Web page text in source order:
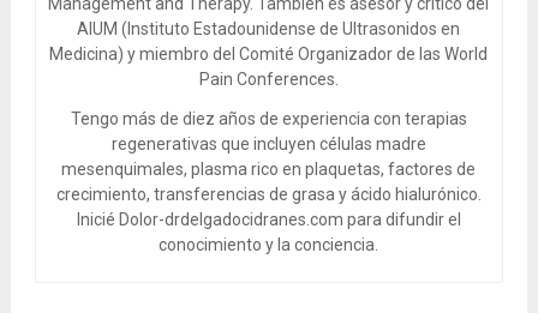
AIUM (Instituto Estadounidense de Ultrasonidos en
Medicina) y miembro del Comité Organizador de las World
Pain Conferences.
Tengo más de diez años de experiencia con terapias
regenerativas que incluyen células madre
mesenquimales, plasma rico en plaquetas, factores de
crecimiento, transferencias de grasa y ácido hialurónico.
Inicié Dolor-drdelgadocidranes.com para difundir el
conocimiento y la conciencia.